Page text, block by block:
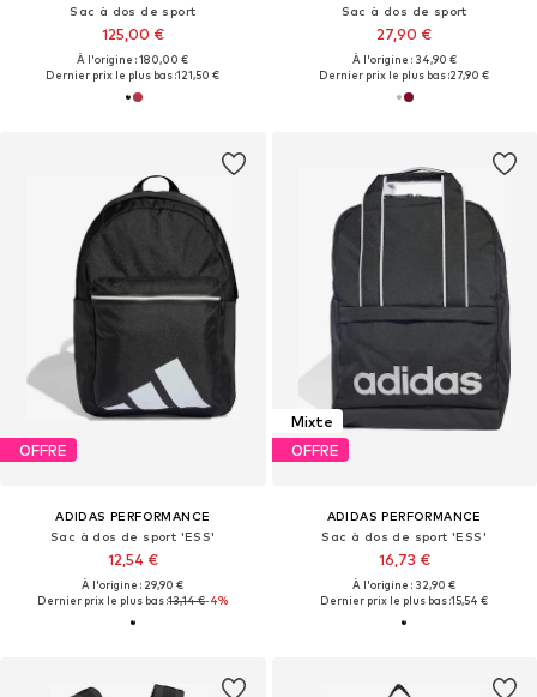
Sac à dos de sport
125,00 €
À l'origine : 180,00 €
Dernier prix le plus bas :121,50 €
Sac à dos de sport
27,90 €
À l'origine : 34,90 €
Dernier prix le plus bas :27,90 €
OFFRE
ADIDAS PERFORMANCE
Sac à dos de sport 'ESS'
12,54 €
À l'origine : 29,90 €
Dernier prix le plus bas :13,14 €-4%
Mixte
OFFRE
ADIDAS PERFORMANCE
Sac à dos de sport 'ESS'
16,73 €
À l'origine : 32,90 €
Dernier prix le plus bas :15,54 €